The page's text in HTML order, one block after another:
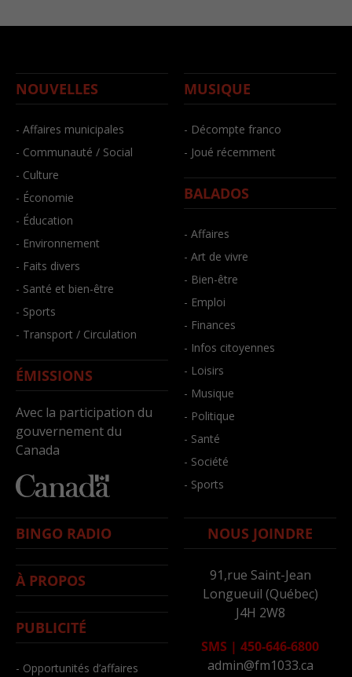
NOUVELLES
- Affaires municipales
- Communauté / Social
- Culture
- Économie
- Éducation
- Environnement
- Faits divers
- Santé et bien-être
- Sports
- Transport / Circulation
ÉMISSIONS
Avec la participation du
gouvernement du
Canada
MUSIQUE
- Décompte franco
- Joué récemment
BALADOS
- Affaires
- Art de vivre
- Bien-être
- Emploi
- Finances
- Infos citoyennes
- Loisirs
- Musique
- Politique
- Santé
- Société
- Sports
BINGO RADIO
À PROPOS
PUBLICITÉ
- Opportunités d’affaires
NOUS JOINDRE
91,rue Saint-Jean
Longueuil (Québec)
J4H 2W8
SMS | 450-646-6800
admin@fm1033.ca